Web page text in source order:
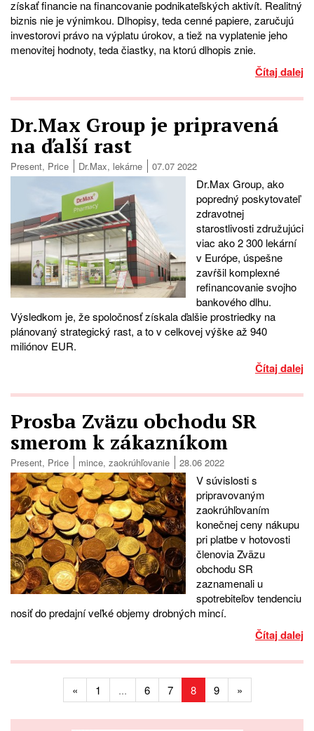
získať financie na financovanie podnikateľských aktivít. Realitný
biznis nie je výnimkou. Dlhopisy, teda cenné papiere, zaručujú
investorovi právo na výplatu úrokov, a tiež na vyplatenie jeho
menovitej hodnoty, teda čiastky, na ktorú dlhopis znie.
Čítaj dalej
Dr.Max Group je pripravená
na ďalší rast
Present, Price Dr.Max, lekárne 07.07 2022
Dr.Max Group, ako
popredný poskytovateľ
zdravotnej
starostlivosti združujúci
viac ako 2 300 lekární
v Európe, úspešne
zavŕšil komplexné
refinancovanie svojho
bankového dlhu.
Výsledkom je, že spoločnosť získala ďalšie prostriedky na
plánovaný strategický rast, a to v celkovej výške až 940
miliónov EUR.
Čítaj dalej
Prosba Zväzu obchodu SR
smerom k zákazníkom
Present, Price mince, zaokrúhľovanie 28.06 2022
V súvislosti s
pripravovaným
zaokrúhľovaním
konečnej ceny nákupu
pri platbe v hotovosti
členovia Zväzu
obchodu SR
zaznamenali u
spotrebiteľov tendenciu
nosiť do predajní veľké objemy drobných mincí.
Čítaj dalej
« 1 ... 6 7 8 9 »